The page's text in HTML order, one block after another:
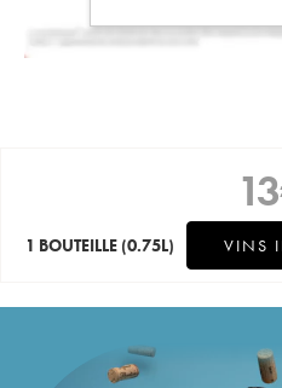
13
1 BOUTEILLE (0.75L) VINS